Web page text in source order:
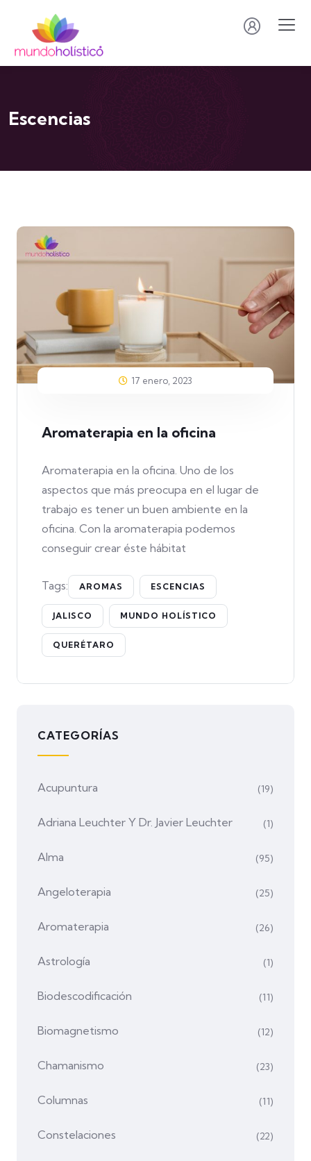
Escencias
17 enero, 2023
Aromaterapia en la oficina
Aromaterapia en la oficina. Uno de los
aspectos que más preocupa en el lugar de
trabajo es tener un buen ambiente en la
oficina. Con la aromaterapia podemos
conseguir crear éste hábitat
Tags: AROMAS ESCENCIAS
JALISCO MUNDO HOLÍSTICO
QUERÉTARO
CATEGORÍAS
Acupuntura (19)
Adriana Leuchter Y Dr. Javier Leuchter (1)
Alma (95)
Angeloterapia (25)
Aromaterapia (26)
Astrología (1)
Biodescodificación (11)
Biomagnetismo (12)
Chamanismo (23)
Columnas (11)
Constelaciones (22)